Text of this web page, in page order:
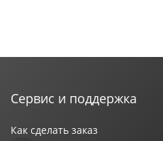
Сервис и поддержка
Как сделать заказ